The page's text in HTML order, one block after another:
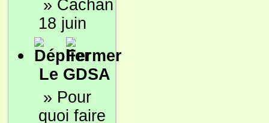
» Cachan
18 juin
Le GDSA
» Pour
quoi faire